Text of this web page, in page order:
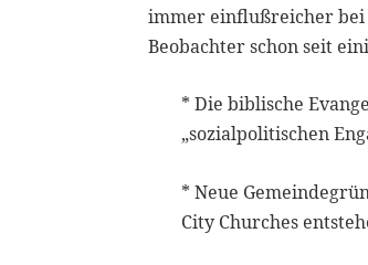
immer einflußreicher bei
Beobachter schon seit
* Die biblische
„sozialpolitischen
* Neue
City Churches